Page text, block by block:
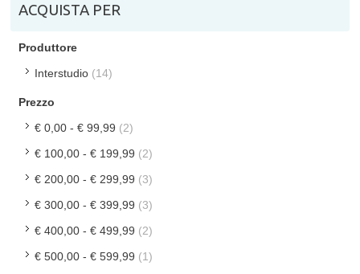
ACQUISTA PER
Produttore
Interstudio (14)
Prezzo
€ 0,00 -€ 99,99 (2)
€ 100,00 -€ 199,99 (2)
€ 200,00 -€ 299,99 (3)
€ 300,00 -€ 399,99 (3)
€ 400,00 -€ 499,99 (2)
€ 500,00 -€ 599,99 (1)